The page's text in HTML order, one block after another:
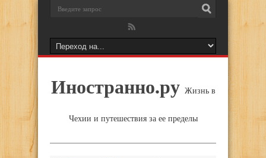
Иностранно.ру Жизнь в
Чехии и путешествия за ее пределы